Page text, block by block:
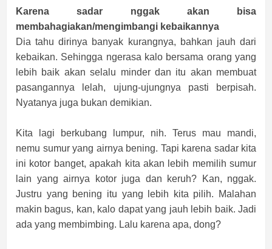
Karena sadar nggak akan bisa
membahagiakan/mengimbangi kebaikannya
Dia tahu dirinya banyak kurangnya, bahkan jauh dari
kebaikan. Sehingga ngerasa kalo bersama orang yang
lebih baik akan selalu minder dan itu akan membuat
pasangannya lelah, ujung-ujungnya pasti berpisah.
Nyatanya juga bukan demikian.
Kita lagi berkubang lumpur, nih. Terus mau mandi,
nemu sumur yang airnya bening. Tapi karena sadar kita
ini kotor banget, apakah kita akan lebih memilih sumur
lain yang airnya kotor juga dan keruh? Kan, nggak.
Justru yang bening itu yang lebih kita pilih. Malahan
makin bagus, kan, kalo dapat yang jauh lebih baik. Jadi
ada yang membimbing. Lalu karena apa, dong?